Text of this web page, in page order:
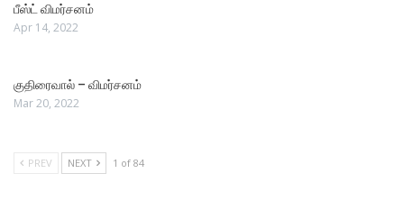
பீஸ்ட் விமர்சனம்
Apr 14, 2022
குதிரைவால் – விமர்சனம்
Mar 20, 2022
PREV NEXT 1 of 84